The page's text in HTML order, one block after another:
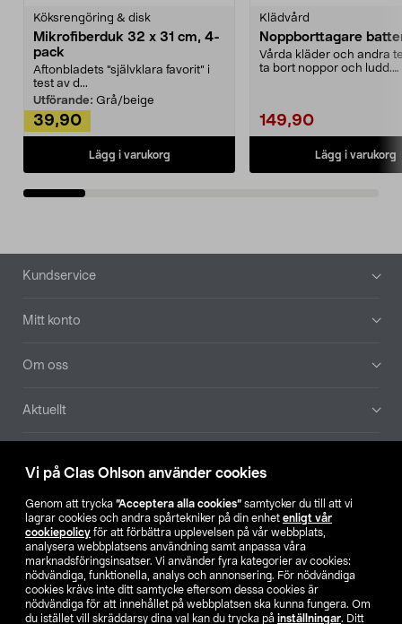
Vi på Clas Ohlson använder cookies
Genom att trycka ”Acceptera alla cookies” samtycker du till att vi
lagrar cookies och andra spårtekniker på din enhet enligt vår
cookiepolicy för att förbättra upplevelsen på vår webbplats,
analysera webbplatsens användning samt anpassa våra
marknadsföringsinsatser. Vi använder fyra kategorier av cookies:
nödvändiga, funktionella, analys och annonsering. För nödvändiga
cookies krävs inte ditt samtycke eftersom dessa cookies är
nödvändiga för att innehållet på webbplatsen ska kunna fungera. Om
du istället vill skräddarsy dina val kan du trycka på inställningar. Ditt
Köksrengöring & disk
Mikrofiberduk 32 x 31 cm, 4-
pack
Aftonbladets "självklara favorit” i
test av d...
Utförande: Grå/beige
39,90
Lägg i varukorg
Klädvård
Noppborttagare
Vårda kläder och andra
ta bort noppor och ludd.
149,90
Lägg i varukorg
Sidfot
Kundservice
Mitt konto
Om oss
Aktuellt
Hitta butik
SE NO FI